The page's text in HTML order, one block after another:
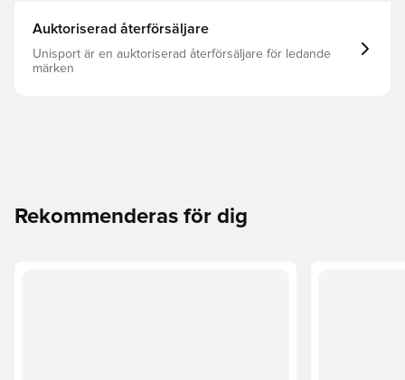
Auktoriserad återförsäljare
Unisport är en auktoriserad återförsäljare för ledande
märken
Rekommenderas för dig